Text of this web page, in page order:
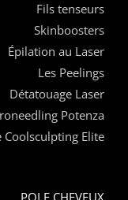
Fils tenseurs
Skinboosters
Épilation au Laser
Les Peelings
Détatouage Laser
Potenza
Coolsculpting Elite